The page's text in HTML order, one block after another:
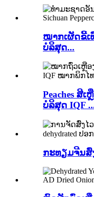
ໝາກເຜັດຂີ້ເ
ບໍລິສຸດ...
Peaches ສີ
ບໍລິສຸດ IQF
ກະທຽມຈີນສົ່